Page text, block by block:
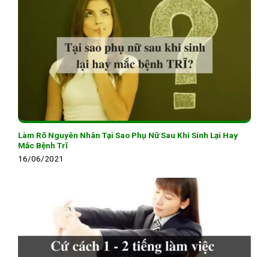
Làm Rõ Nguyên Nhân Tại Sao Phụ Nữ Sau Khi Sinh Lại Hay
Mắc Bệnh Trĩ
16/06/2021